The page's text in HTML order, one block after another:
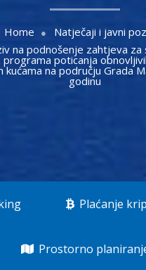
Home
Natječaji i javni
na podnošenje zahtjeva za
poticanja
kućama na području Grada
godinu
Plaćanje
Prostorno